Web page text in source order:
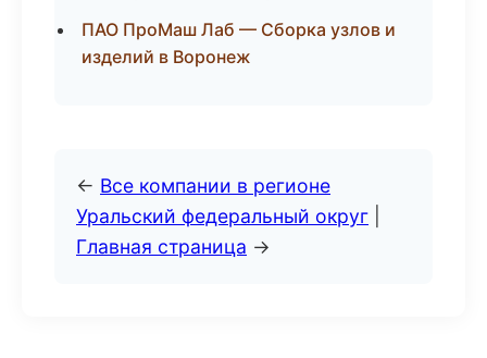
ПАО ПроМаш Лаб — Сборка узлов и
изделий в Воронеж
← Все компании в регионе
Уральский федеральный округ
Главная страница →